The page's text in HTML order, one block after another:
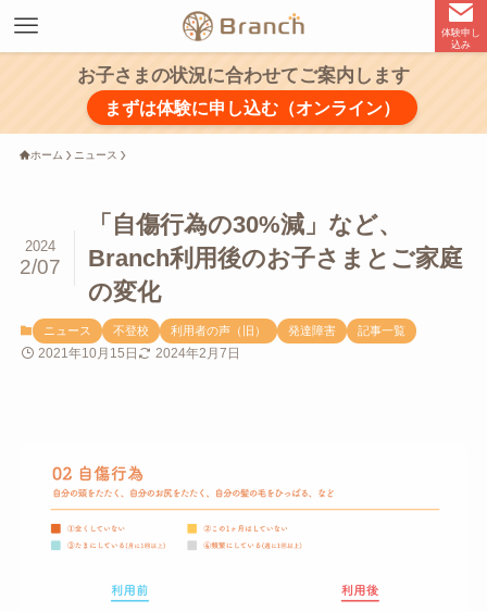
体験申し
込み
お子さまの状況に合わせてご案内します
まずは体験に申し込む（オンライン）
ホーム ニュース
「自傷行為の30%減」など、
Branch利用後のお子さまとご家庭
の変化
2024
2/07
ニュース 不登校 利用者の声（旧） 発達障害 記事一覧
2021年10月15日 2024年2月7日